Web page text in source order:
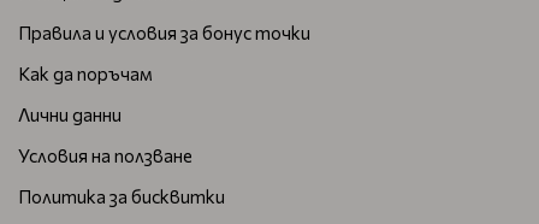
Правила и условия за бонус точки
Как да поръчам
Лични данни
Условия на ползване
Политика за бисквитки